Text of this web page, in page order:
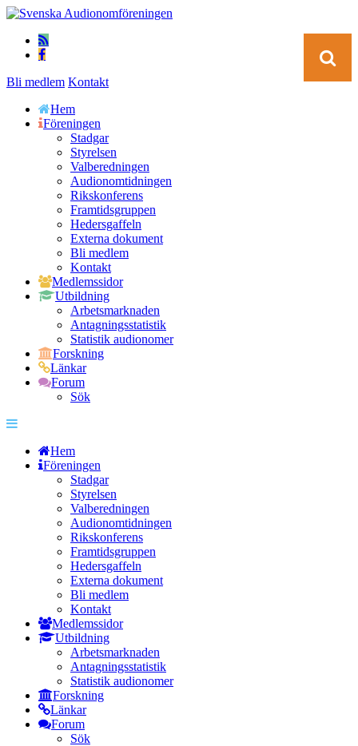
Bli medlem Kontakt
Hem
Föreningen
Stadgar
Styrelsen
Valberedningen
Audionomtidningen
Rikskonferens
Framtidsgruppen
Hedersgaffeln
Externa dokument
Bli medlem
Kontakt
Medlemssidor
Utbildning
Arbetsmarknaden
Antagningsstatistik
Statistik audionomer
Forskning
Länkar
Forum
Sök
Hem
Föreningen
Stadgar
Styrelsen
Valberedningen
Audionomtidningen
Rikskonferens
Framtidsgruppen
Hedersgaffeln
Externa dokument
Bli medlem
Kontakt
Medlemssidor
Utbildning
Arbetsmarknaden
Antagningsstatistik
Statistik audionomer
Forskning
Länkar
Forum
Sök